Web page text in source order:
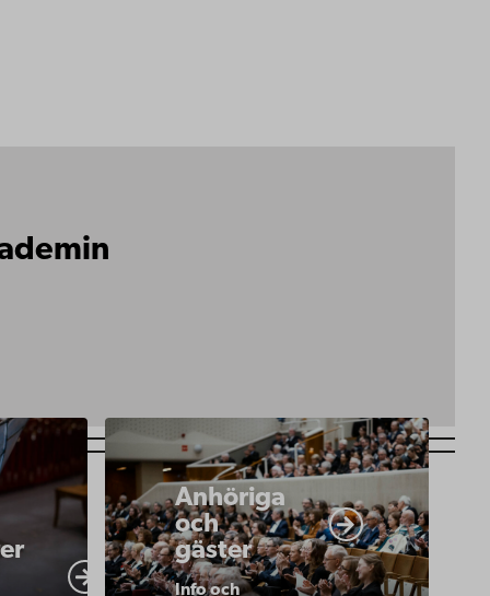
Anhöriga
och
gäster
Info och
https://www.abo.fi/om-
abo-
akademi/akademiska-
traditioner/promotionstarttest-
anhoriga-